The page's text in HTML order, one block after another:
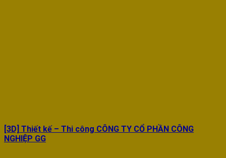
[3D] Thiết kế – Thi công CÔNG TY CỔ PHẦN CÔNG
NGHIỆP GG